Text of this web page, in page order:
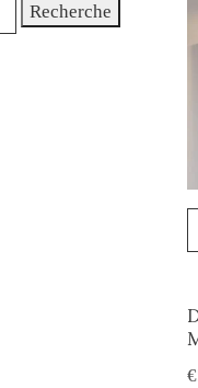
€
Recherche